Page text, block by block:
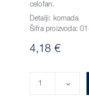
celofan.
Detalji: komada
Šifra proizvoda:
4,18 €